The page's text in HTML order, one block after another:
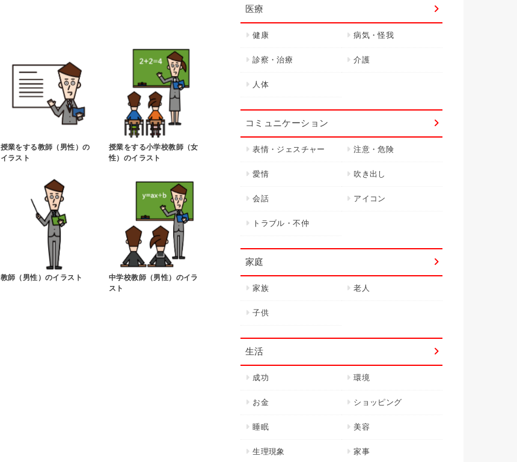
授業をする教師（男性）の
イラスト
授業をする小学校教師（女
性）のイラスト
教師（男性）のイラスト
中学校教師（男性）のイラ
スト
医療
健康 病気・怪我
診察・治療 介護
人体
コミュニケーション
表情・ジェスチャー 注意・危険
愛情 吹き出し
会話 アイコン
トラブル・不仲
家庭
家族 老人
子供
生活
成功 環境
お金 ショッピング
睡眠 美容
生理現象 家事